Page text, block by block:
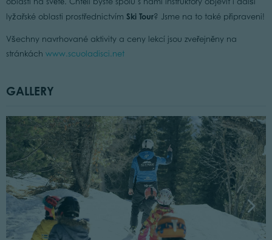
lyžařské oblasti prostřednictvím Ski Tour? Jsme na to také připraveni!
Všechny navrhované aktivity a ceny lekcí jsou zveřejněny na
stránkách www.scuoladisci.net
GALLERY